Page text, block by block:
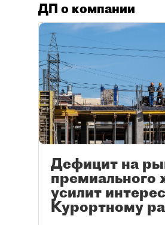
ДП о компании
Дефицит на
премиального
усилит
Курортному